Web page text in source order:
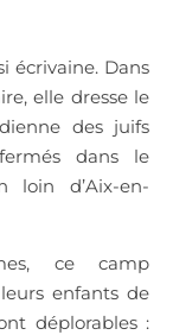
écrivaine. Dans
elle dresse le
des juifs
dans le
loin d’Aix-en-
ce camp
enfants de
déplorables :